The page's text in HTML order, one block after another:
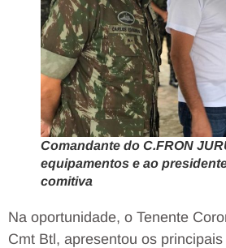
Comandante do C.FRON
equipamentos e ao
comitiva
Na oportunidade, o Tenente
Cmt Btl, apresentou os